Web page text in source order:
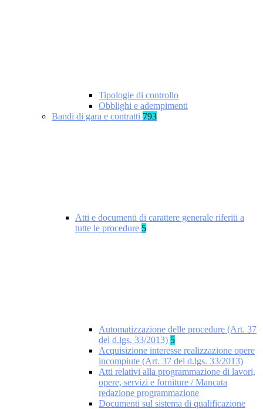
Tipologie di controllo
Obblighi e adempimenti
Bandi di gara e contratti 793
Atti e documenti di carattere generale riferiti a
tutte le procedure 5
Automatizzazione delle procedure (Art. 37
del d.lgs. 33/2013) 5
Acquisizione interesse realizzazione opere
incompiute (Art. 37 del d.lgs. 33/2013)
Atti relativi alla programmazione di lavori,
opere, servizi e forniture / Mancata
redazione programmazione
Documenti sul sistema di qualificazione